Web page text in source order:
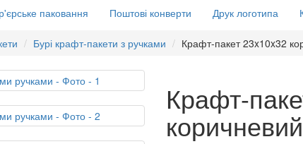
паковання Поштові конверти Друк логотипа
Бурі крафт-пакети з ручками Крафт-пакет 23x10x32
Крафт-